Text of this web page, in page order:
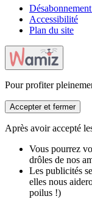
Accessibilité
Plan du site
Pour profiter
Accepter et fermer
Après avoir accepté
Vous pourrez
drôles de nos
Les publicités
elles nous
poilus !)